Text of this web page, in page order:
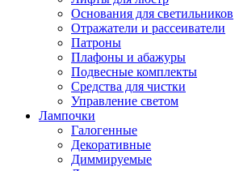
Основания для светильников
Отражатели и рассеиватели
Патроны
Плафоны и абажуры
Подвесные комплекты
Средства для чистки
Управление светом
Лампочки
Галогенные
Декоративные
Диммируемые